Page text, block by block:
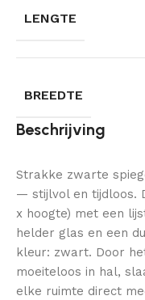
LENGTE
BREEDTE
Beschrijving
Strakke zwarte
— stijlvol en tijdloos.
x hoogte) met een
helder glas en een
kleur: zwart. Door
moeiteloos in hal,
elke ruimte direct